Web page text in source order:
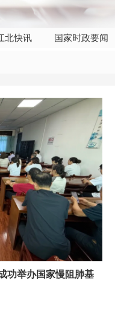
北快讯 国家时政要闻
功举办国家慢阻肺基